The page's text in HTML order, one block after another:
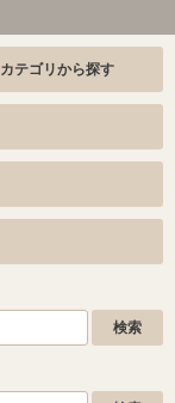
カテゴリから探す